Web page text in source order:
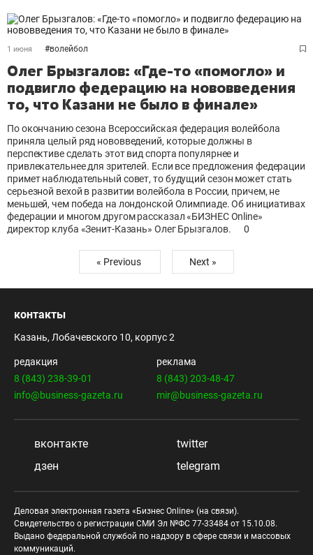
1 июня #волейбол
Олег Брызгалов: «Где-то «помогло» и
подвигло федерацию на нововведения
то, что Казани не было в финале»
По окончанию сезона Всероссийская федерация волейбола
приняла целый ряд нововведений, которые должны в
перспективе сделать этот вид спорта популярнее и
привлекательнее для зрителей. Если все предложения федерации
примет наблюдательный совет, то будущий сезон может стать
серьезной вехой в развитии волейбола в России, причем, не
меньшей, чем победа на лондонской Олимпиаде. Об инициативах
федерации и многом другом рассказал «БИЗНЕС Online»
директор клуба «Зенит-Казань» Олег Брызгалов.
0
« Previous Next »
контакты
Казань, Лобачевского 10, корпус 2
редакция
8 (843) 238-39-01
info@business-gazeta.ru
реклама
8 (843) 203-48-47
mir@business-gazeta.ru
вконтакте
twitter
дзен
telegram
Деловая электронная газета «Бизнес Online» (на связи).
Свидетельство о регистрации СМИ Эл №ФС 77-33484 от 15.10.08.
Выдано федеральной службой по надзору в сфере связи и массовых
коммуникаций.